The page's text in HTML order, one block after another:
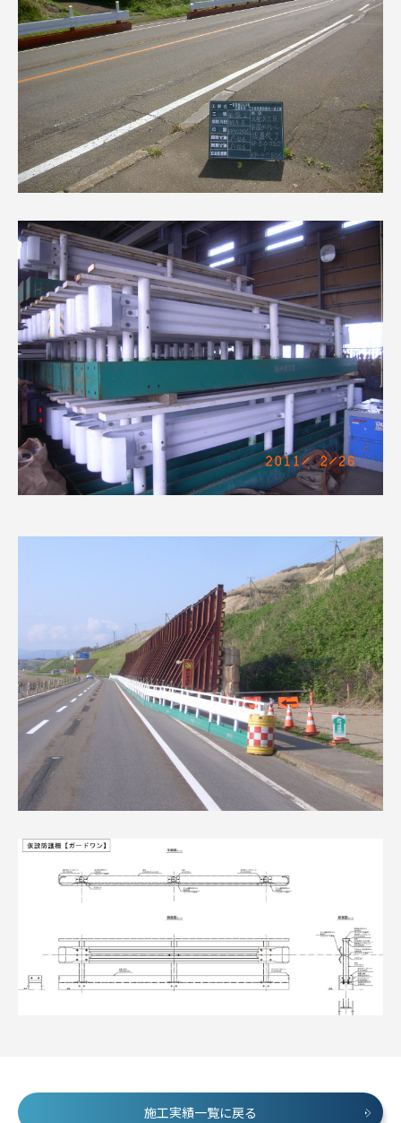
施工実績一覧に戻る